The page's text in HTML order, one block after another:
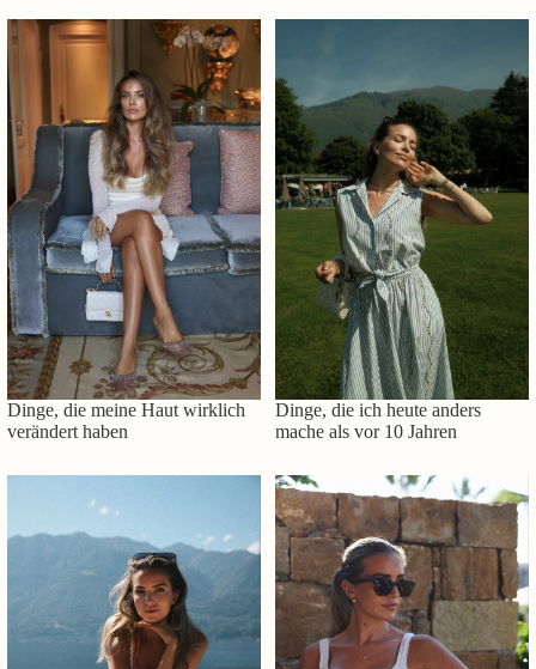
Dinge, die meine Haut wirklich
verändert haben
Dinge, die ich heute anders
mache als vor 10 Jahren